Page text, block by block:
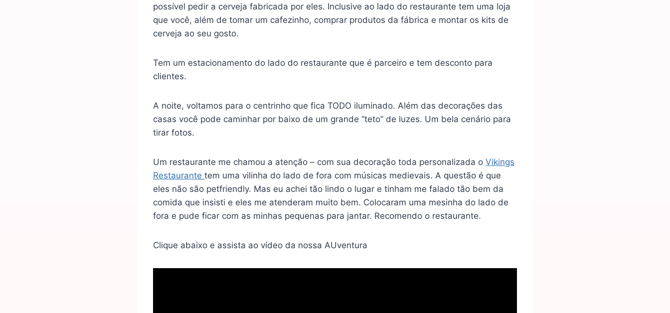
possível pedir a cerveja fabricada por eles. Inclusive ao lado do restaurante tem uma loja
que você, além de tomar um cafezinho, comprar produtos da fábrica e montar os kits de
cerveja ao seu gosto.
Tem um estacionamento do lado do restaurante que é parceiro e tem desconto para
clientes.
A noite, voltamos para o centrinho que fica TODO iluminado. Além das decorações das
casas você pode caminhar por baixo de um grande “teto” de luzes. Um bela cenário para
tirar fotos.
Um restaurante me chamou a atenção – com sua decoração toda personalizada o Vikings
Restaurante tem uma vilinha do lado de fora com músicas medievais. A questão é que
eles não são petfriendly. Mas eu achei tão lindo o lugar e tinham me falado tão bem da
comida que insisti e eles me atenderam muito bem. Colocaram uma mesinha do lado de
fora e pude ficar com as minhas pequenas para jantar. Recomendo o restaurante.
Clique abaixo e assista ao vídeo da nossa AUventura